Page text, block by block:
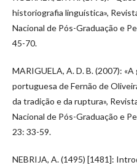
historiografia linguística»,
Nacional de Pós-Graduação e
45-70.
MARIGUELA, A. D. B. (2007):
portuguesa de Fernão de
da tradição e da ruptura»,
Nacional de Pós-Graduação e
23: 33-59.
NEBRIJA, A. (1495) [1481]: